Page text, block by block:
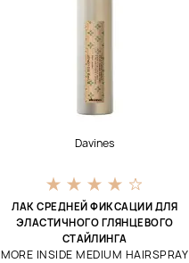
Davines
ЛАК СРЕДНЕЙ ФИКСАЦИИ ДЛЯ
ЭЛАСТИЧНОГО ГЛЯНЦЕВОГО
СТАЙЛИНГА
MORE INSIDE MEDIUM HAIRSPRAY